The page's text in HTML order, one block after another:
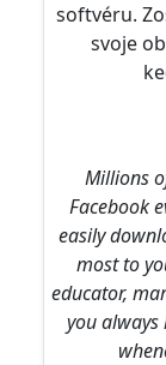
softvéru.
svoje
Millions
Facebook
easily
most to
educator,
you always